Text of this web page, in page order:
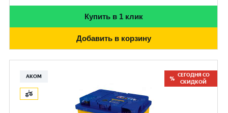
Купить в 1 клик
Добавить в корзину
АКОМ
СЕГОДНЯ СО
СКИДКОЙ